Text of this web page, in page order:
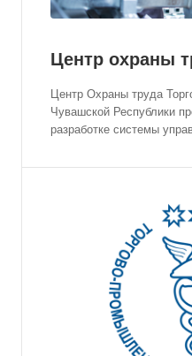
Центр охраны
Центр Охраны труда
Чувашской Республики
разработке системы